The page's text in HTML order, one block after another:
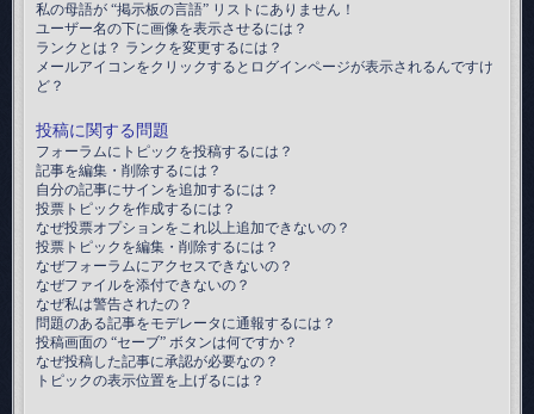
私の母語が “掲示板の言語” リストにありません！
ユーザー名の下に画像を表示させるには？
ランクとは？ ランクを変更するには？
メールアイコンをクリックするとログインページが表示されるんですけ
ど？
投稿に関する問題
フォーラムにトピックを投稿するには？
記事を編集・削除するには？
自分の記事にサインを追加するには？
投票トピックを作成するには？
なぜ投票オプションをこれ以上追加できないの？
投票トピックを編集・削除するには？
なぜフォーラムにアクセスできないの？
なぜファイルを添付できないの？
なぜ私は警告されたの？
問題のある記事をモデレータに通報するには？
投稿画面の “セーブ” ボタンは何ですか？
なぜ投稿した記事に承認が必要なの？
トピックの表示位置を上げるには？